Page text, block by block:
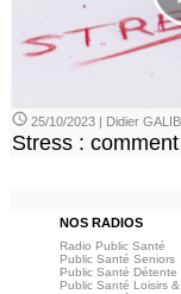
25/10/2023 | Didier
Stress :
NOS RADIOS
Radio Public Santé
Public Santé Seniors
Public Santé Détente
Public Santé Loisirs